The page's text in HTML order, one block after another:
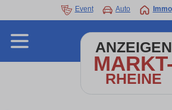
Event Auto Immo
ANZEIGEN
RHEINE